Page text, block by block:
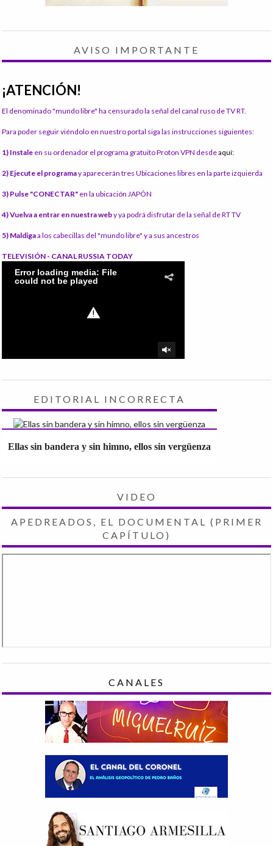
AVISO IMPORTANTE
¡ATENCIÓN!
El denominado "mundo libre" ha censurado la señal del canal ruso de TV RT.
Para poder seguir viéndolo en nuestro portal siga las instrucciones siguientes:
1) Instale en su ordenador el programa gratuito Proton VPN desdeaquí:
2) Ejecute el programay aparecerán tres Ubicaciones libres en la parte izquierda
3) Pulse "CONECTAR" en la ubicación JAPÓN
4) Vuelva a entrar en nuestra weby ya podrá disfrutar de la señal de RT TV
5) Maldigaa los cabecillas del "mundo libre" y a sus ancestros
TELEVISIÓN - CANAL RUSSIA TODAY
EDITORIAL INCORRECTA
Ellas sin bandera y sin himno, ellos sin vergüenza
VIDEO
APEDREADOS, EL DOCUMENTAL (PRIMER
CAPÍTULO)
CANALES